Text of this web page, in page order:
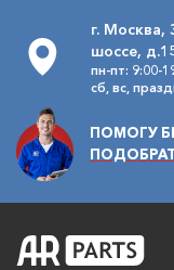
г. Москва,
шоссе,
пн-пт: 9:00-
сб, вс,
ПОМОГУ